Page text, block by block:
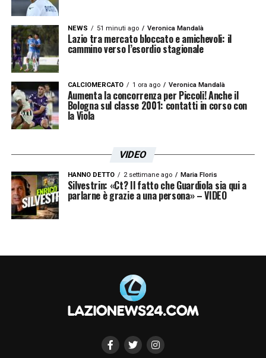
NEWS 51 minuti ago Veronica Mandalà
Lazio tra mercato bloccato e amichevoli: il
cammino verso l’esordio stagionale
CALCIOMERCATO 1 ora ago Veronica Mandalà
Aumenta la concorrenza per Piccoli! Anche il
Bologna sul classe 2001: contatti in corso con
la Viola
VIDEO
HANNO DETTO 2 settimane ago Maria Floris
Silvestrin: «Ct? Il fatto che Guardiola sia qui a
parlarne è grazie a una persona» – VIDEO